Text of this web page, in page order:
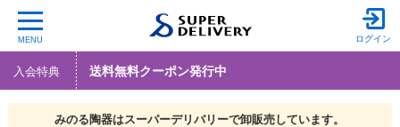
MENU ログイン
入会特典 送料無料クーポン発行中
みのる陶器はスーパーデリバリーで卸販売しています。